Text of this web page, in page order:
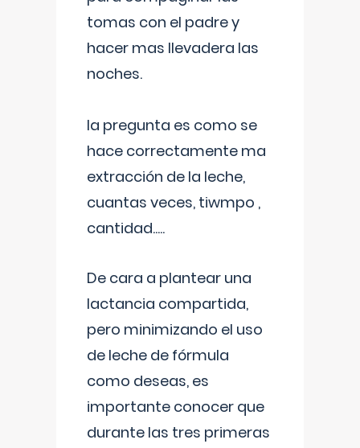
tomas con el padre y
hacer mas llevadera las
noches.
la pregunta es como se
hace correctamente ma
extracción de la leche,
cuantas veces, tiwmpo ,
cantidad.....
De cara a plantear una
lactancia compartida,
pero minimizando el uso
de leche de fórmula
como deseas, es
importante conocer que
durante las tres primeras